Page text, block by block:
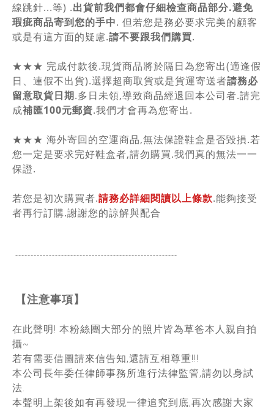
線跳針...等) .出貨前我們都會仔細檢查商品部分.避免
瑕疵商品寄到您的手中. 但若您是務必要求完美的顧客
或是有這方面的疑慮.請不要跟我們購買.
★★★ 完成付款後.現貨商品將於隔日為您寄出(適逢假
日、連假不出貨).選擇超商取貨或是貨運寄送者請務必
留意取貨日期.多日未領,導致商品經退回本公司者.請完
成補匯100元郵資.我們才會再為您寄出.
★★★ 海外寄回的空運商品,無法保證鞋盒是否毀損.若
您一定是要求完好鞋盒者,請勿購買.我們真的無法一一
保證.
若您是初次購買者.請務必詳細閱讀以上條款.能夠接受
者再行訂購.謝謝您的諒解與配合
-----------------------------------------------------
【注意事項】
在此聲明! 本粉絲團大部分的照片皆為草爸本人親自拍
攝~
若有需要借圖請來信告知,還請互相尊重!!!
本公司長年委任律師事務所進行法律監管,請勿以身試
法.
本聲明上架後如有再發現一律追究到底,再次感謝大家